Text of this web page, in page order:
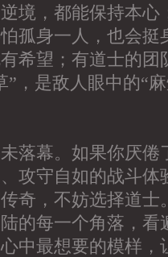
境，都能保持本心
孤身一人，也会挺
希望；有道士的团
”，是敌人眼中的“
落幕。如果你厌倦
攻守自如的战斗体
奇，不妨选择道士
的每一个角落，看
中最想要的模样，